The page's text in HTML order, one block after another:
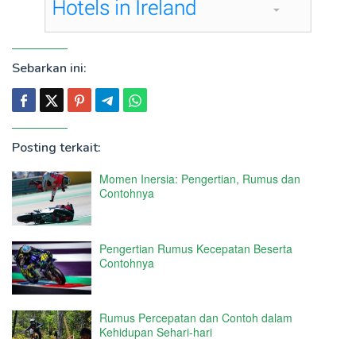
Sebarkan ini:
Posting terkait:
Momen Inersia: Pengertian, Rumus dan
Contohnya
Pengertian Rumus Kecepatan Beserta
Contohnya
Rumus Percepatan dan Contoh dalam
Kehidupan Sehari-hari